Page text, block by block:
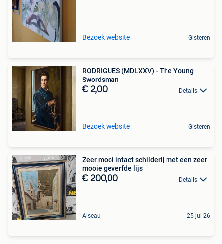
Bezoek website Gisteren
RODRIGUES (MDLXXV) - The Young
Swordsman
€ 2,00 Details
Bezoek website Gisteren
Zeer mooi intact schilderij met een zeer
mooie geverfde lijs
€ 200,00 Details
Aiseau 25 jul 26